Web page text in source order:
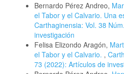
Bernardo Pérez Andreo,
el Tabor y el Calvario. Una
Carthaginensia: Vol. 38
investigación
Felisa Elizondo Aragón,
el Tabor y el Calvario. ,
73 (2022): Artículos de